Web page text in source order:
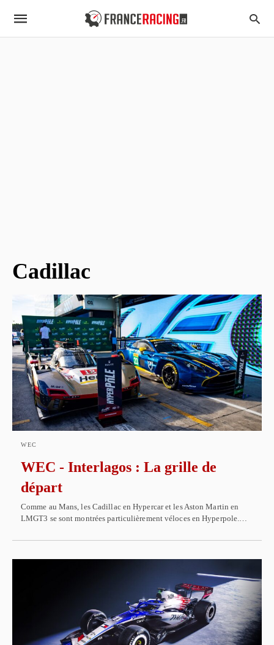
Cadillac
WEC
WEC - Interlagos : La grille de
départ
Comme au Mans, les Cadillac en Hypercar et les Aston Martin en
LMGT3 se sont montrées particulièrement véloces en Hyperpole.…